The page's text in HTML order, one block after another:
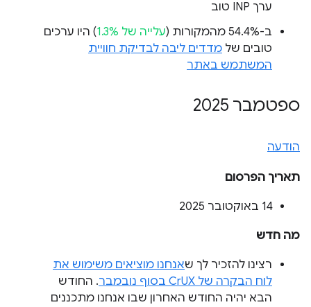
ערך INP טוב
ב-54.4% מהמקורות (
עלייה של 1.3%
) היו ערכים
טובים של מדדים ליבה לבדיקת חוויית
המשתמש באתר
ספטמבר 2025
הודעה
תאריך הפרסום
‫14 באוקטובר 2025
מה חדש
רצינו להזכיר לך שאנחנו מוציאים משימוש את
לוח הבקרה של CrUX בסוף נובמבר
. החודש
הבא יהיה החודש האחרון שבו אנחנו מתכננים